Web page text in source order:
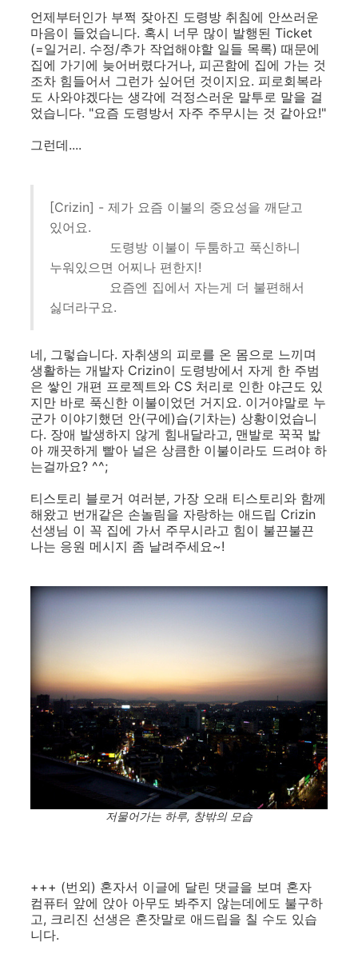
언제부터인가 부쩍 잦아진 도령방 취침에 안쓰러운
마음이 들었습니다. 혹시 너무 많이 발행된 Ticket
(=일거리. 수정/추가 작업해야할 일들 목록) 때문에
집에 가기에 늦어버렸다거나, 피곤함에 집에 가는 것
조차 힘들어서 그런가 싶어던 것이지요. 피로회복라
도 사와야겠다는 생각에 걱정스러운 말투로 말을 걸
었습니다. "요즘 도령방서 자주 주무시는 것 같아요!"
그런데....
[Crizin] - 제가 요즘 이불의 중요성을 깨닫고
있어요.
도령방 이불이 두툼하고 푹신하니
누워있으면 어찌나 편한지!
요즘엔 집에서 자는게 더 불편해서
싫더라구요.
네, 그렇습니다. 자취생의 피로를 온 몸으로 느끼며
생활하는 개발자 Crizin이 도령방에서 자게 한 주범
은 쌓인 개편 프로젝트와 CS 처리로 인한 야근도 있
지만 바로 푹신한 이불이었던 거지요. 이거야말로 누
군가 이야기했던 안(구에)습(기차는) 상황이었습니
다. 장애 발생하지 않게 힘내달라고, 맨발로 꾹꾹 밟
아 깨끗하게 빨아 널은 상큼한 이불이라도 드려야 하
는걸까요? ^^;
티스토리 블로거 여러분, 가장 오래 티스토리와 함께
해왔고 번개같은 손놀림을 자랑하는 애드립 Crizin
선생님 이 꼭 집에 가서 주무시라고 힘이 불끈불끈
나는 응원 메시지 좀 날려주세요~!
저물어가는 하루, 창밖의 모습
+++ (번외) 혼자서 이글에 달린 댓글을 보며 혼자
컴퓨터 앞에 앉아 아무도 봐주지 않는데에도 불구하
고, 크리진 선생은 혼잣말로 애드립을 칠 수도 있습
니다.